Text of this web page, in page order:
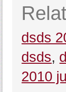
dsds
dsds,
2010